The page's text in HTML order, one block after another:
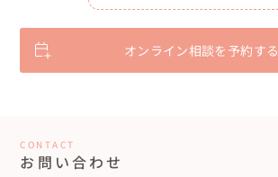
オンライン相談を予約する
CONTACT
お問い合わせ